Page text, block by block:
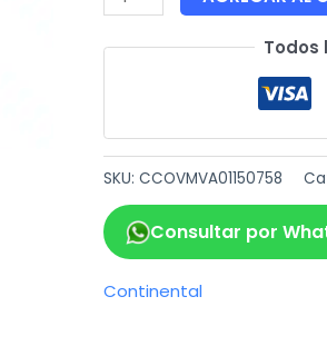
Todos
SKU: CCOVMVA01150758
Consultar por
Continental